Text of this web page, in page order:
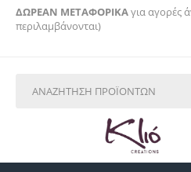
ΔΩΡΕΑΝ ΜΕΤΑΦΟΡΙΚΑγια αγορές
περιλαμβάνονται)